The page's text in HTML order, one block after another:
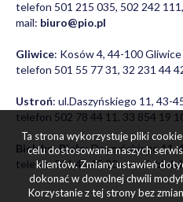
telefon 501 215 035, 502 242
mail: biuro@pio.pl
Gliwice: Kosów 4, 44-100 Gliwice
telefon 501 55 77 31, 32 231 44
Ustroń: ul.Daszyńskiego 11, 43-
telefon 502 78 44 11, 33 854 19
Bielsko-Biała: Daszyńskiego 11,
telefon 501 45 45 30 e-mail:
Ta strona wykorzystuje pliki
celu dostosowania naszych
klientów. Zmiany ustawień
dokonać w dowolnej chwili
Korzystanie z tej strony bez